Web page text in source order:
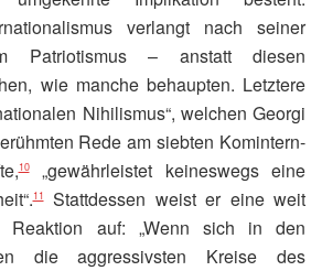
verlangt nach seiner
Patriotismus – anstatt diesen
wie manche behaupten. Letztere
Nihilismus“, welchen Georgi
Rede am siebten Komintern-
10„gewährleistet keineswegs eine
11Stattdessen weist er eine weit
Reaktion auf: „Wenn sich in den
die aggressivsten Kreise des